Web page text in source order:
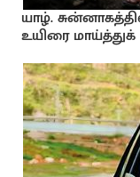
யாழ்.
உயிரை